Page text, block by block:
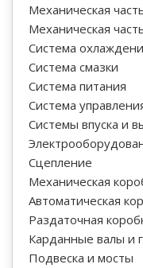
Механическая
Механическая
Система
Система смазки
Система питания
Система
Системы впуска и
Сцепление
Механическая
Автоматическая
Раздаточная
Карданные валы и
Подвеска и мосты